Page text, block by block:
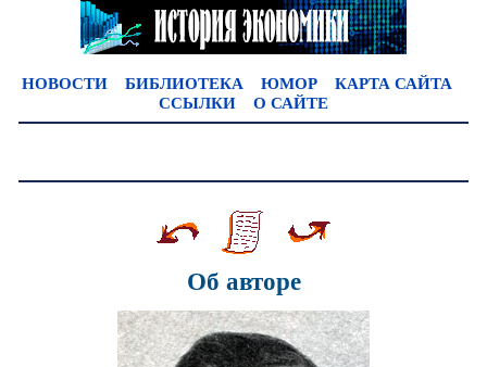
НОВОСТИ БИБЛИОТЕКА ЮМОР
КАРТА САЙТА
ССЫЛКИ
О САЙТЕ
Об авторе